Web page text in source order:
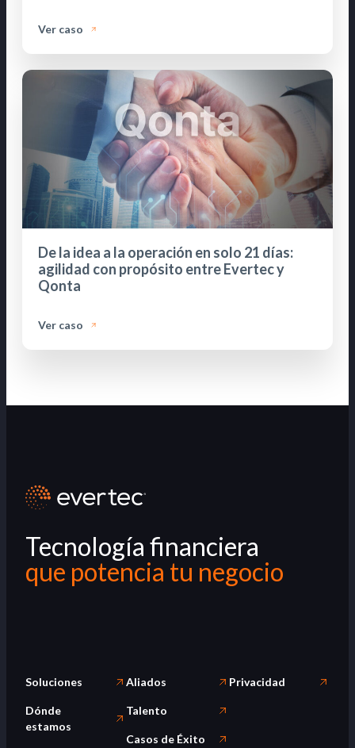
Ver caso
De la idea a la operación en solo 21 días:
agilidad con propósito entre Evertec y
Qonta
Ver caso
Tecnología financiera
que potencia tu negocio
Soluciones
Dónde
estamos
Aliados
Talento
Casos de Éxito
Privacidad